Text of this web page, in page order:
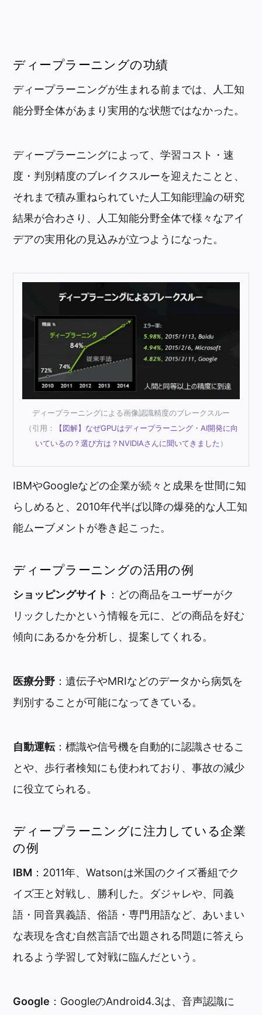
ディープラーニングの功績
ディープラーニングが生まれる前までは、人工知
能分野全体があまり実用的な状態ではなかった。
ディープラーニングによって、学習コスト・速
度・判別精度のブレイクスルーを迎えたことと、
それまで積み重ねられていた人工知能理論の研究
結果が合わさり、人工知能分野全体で様々なアイ
デアの実用化の見込みが立つようになった。
ディープラーニングによる画像認識精度のブレークスルー
（引用：
【図解】なぜGPUはディープラーニング・AI開発に向
いているの？選び方は？NVIDIAさんに聞いてきました）
IBMやGoogleなどの企業が続々と成果を世間に知
らしめると、2010年代半ば以降の爆発的な人工知
能ムーブメントが巻き起こった。
ディープラーニングの活用の例
ショッピングサイト ：どの商品をユーザーがク
リックしたかという情報を元に、どの商品を好む
傾向にあるかを分析し、提案してくれる。
医療分野 ：遺伝子やMRIなどのデータから病気を
判別することが可能になってきている。
自動運転：標識や信号機を自動的に認識させるこ
とや、歩行者検知にも使われており、事故の減少
に役立てられる。
ディープラーニングに注力している企業
の例
IBM ：2011年、Watsonは米国のクイズ番組でク
イズ王と対戦し、勝利した。ダジャレや、同義
語・同音異義語、俗語・専門用語など、あいまい
な表現を含む自然言語で出題される問題に答えら
れるよう学習して対戦に臨んだという。
Google ：GoogleのAndroid4.3は、音声認識に